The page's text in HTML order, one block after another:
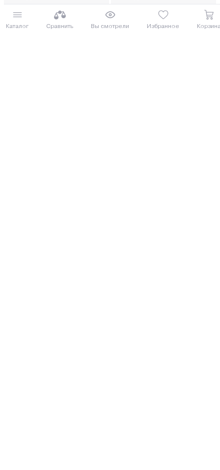
Каталог Сравнить Вы смотрели Избранное
от 3 руб. руб./мес. от 3 руб. руб./мес.